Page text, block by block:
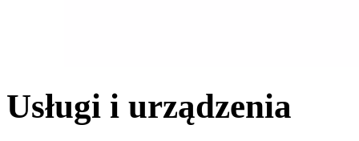
Usługi i urządzenia